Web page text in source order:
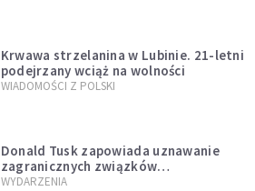
Krwawa strzelanina w Lubinie. 21-letni
podejrzany wciąż na wolności
WIADOMOŚCI Z POLSKI
Donald Tusk zapowiada uznawanie
zagranicznych związków
jednopłciowych. "Państwo oblało ten
WYDARZENIA